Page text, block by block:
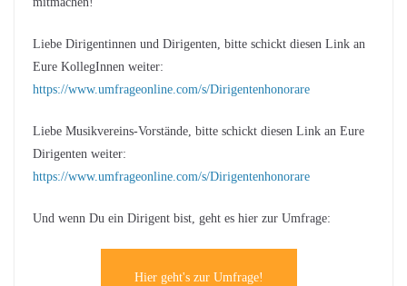
Liebe Dirigentinnen und Dirigenten, bitte schickt diesen Link an
Eure KollegInnen weiter:
https://www.umfrageonline.com/s/Dirigentenhonorare
Liebe Musikvereins-Vorstände, bitte schickt diesen Link an Eure
Dirigenten weiter:
https://www.umfrageonline.com/s/Dirigentenhonorare
Und wenn Du ein Dirigent bist, geht es hier zur Umfrage:
Hier geht's zur Umfrage!